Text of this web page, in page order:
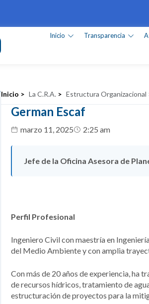
Inicio Transparencia
Inicio > La C.R.A.> Estructura Organizacional
German Escaf
marzo 11, 2025 2:25 am
Jefe de la Oficina Asesora de
Perfil Profesional
Ingeniero Civil con maestría en
del Medio Ambiente y con amplia
Con más de 20 años de experiencia, ha
de recursos hídricos, tratamiento de
estructuración de proyectos para la